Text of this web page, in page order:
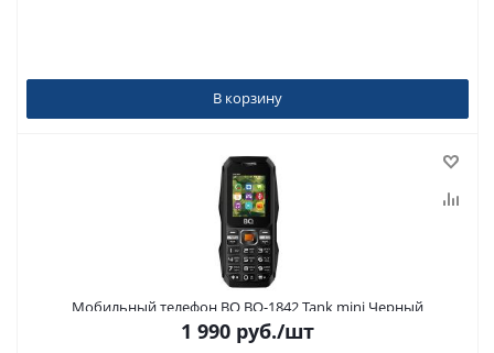
В корзину
Мобильный телефон BQ BQ-1842 Tank mini Черный
1 990 руб./шт